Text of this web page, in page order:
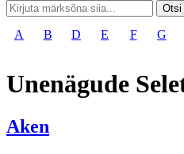
Otsi
A B D E F G
Unenägude
Aken